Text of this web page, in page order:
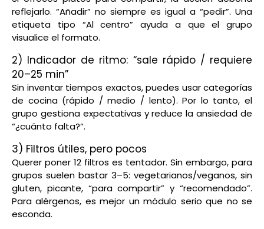
reflejarlo. “Añadir” no siempre es igual a “pedir”. Una
etiqueta tipo “Al centro” ayuda a que el grupo
visualice el formato.
2) Indicador de ritmo: “sale rápido / requiere
20–25 min”
Sin inventar tiempos exactos, puedes usar categorías
de cocina (rápido / medio / lento). Por lo tanto, el
grupo gestiona expectativas y reduce la ansiedad de
“¿cuánto falta?”.
3) Filtros útiles, pero pocos
Querer poner 12 filtros es tentador. Sin embargo, para
grupos suelen bastar 3–5: vegetarianos/veganos, sin
gluten, picante, “para compartir” y “recomendado”.
Para alérgenos, es mejor un módulo serio que no se
esconda.